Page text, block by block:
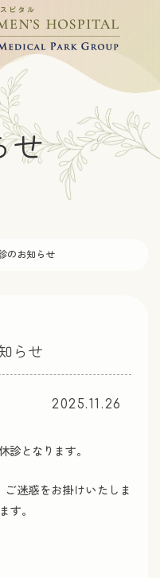
せ
のお知らせ
らせ
2025.11.26
診となります。
迷惑をお掛けいたしま
す。